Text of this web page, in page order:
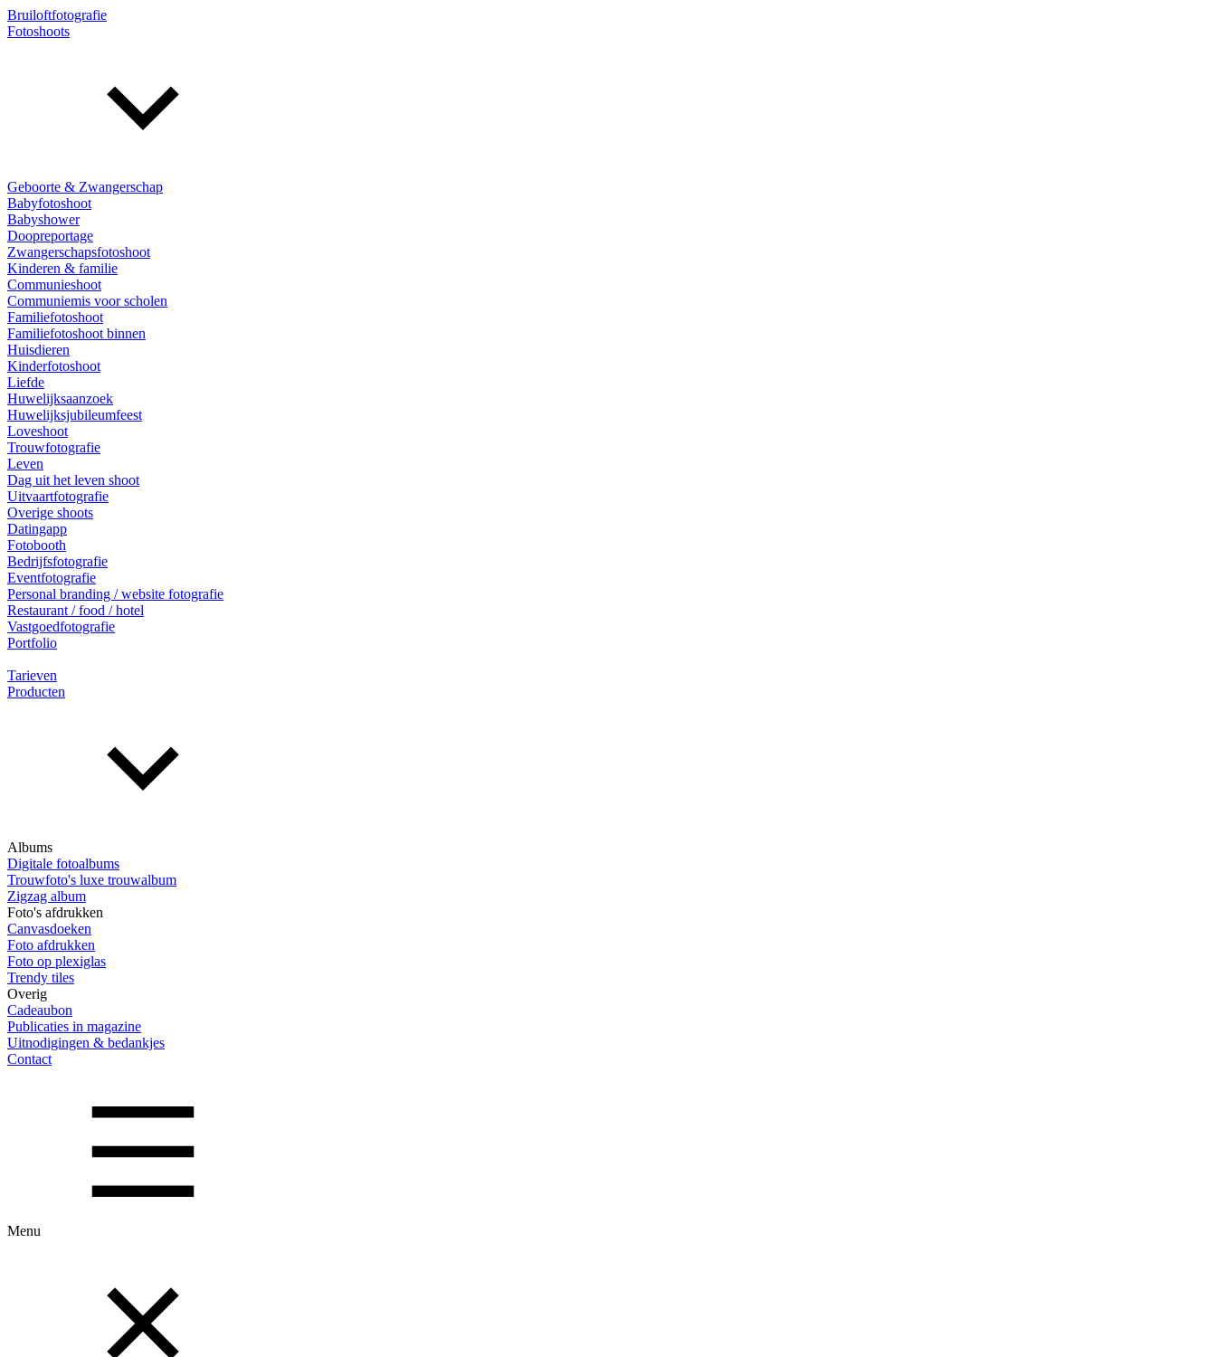
Bruiloftfotografie
Fotoshoots
Geboorte & Zwangerschap
Babyfotoshoot
Babyshower
Doopreportage
Zwangerschapsfotoshoot
Kinderen & familie
Communieshoot
Communiemis voor scholen
Familiefotoshoot
Familiefotoshoot binnen
Huisdieren
Kinderfotoshoot
Liefde
Huwelijksaanzoek
Huwelijksjubileumfeest
Loveshoot
Trouwfotografie
Leven
Dag uit het leven shoot
Uitvaartfotografie
Overige shoots
Datingapp
Fotobooth
Bedrijfsfotografie
Eventfotografie
Personal branding / website fotografie
Restaurant / food / hotel
Vastgoedfotografie
Portfolio
Tarieven
Producten
Albums
Digitale fotoalbums
Trouwfoto's luxe trouwalbum
Zigzag album
Foto's afdrukken
Canvasdoeken
Foto afdrukken
Foto op plexiglas
Trendy tiles
Overig
Cadeaubon
Publicaties in magazine
Uitnodigingen & bedankjes
Contact
Menu